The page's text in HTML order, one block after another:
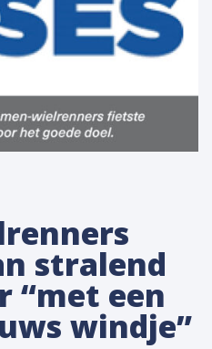
stralend
“met een
windje”